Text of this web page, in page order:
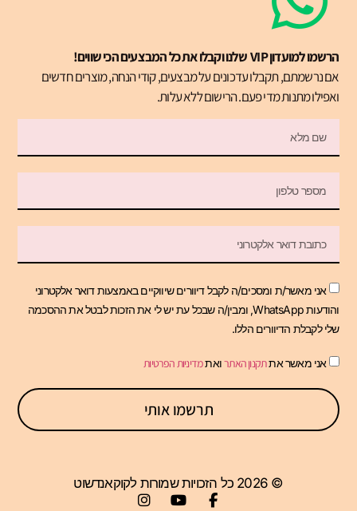
הרשמו למועדון VIP שלנו וקבלו את כל המבצעים הכי שווים!
אם נרשמתם, תקבלו עדכונים על מבצעים, קודי הנחה, מוצרים חדשים
ואפילו מתנות מדי פעם. הרישום ללא עלות.
אני מאשר/ת ומסכים/ה לקבל דיוורים שיווקיים באמצעות דואר אלקטרוני
והודעות WhatsApp, ומבין/ה שבכל עת יש לי את הזכות לבטל את ההסכמה
שלי לקבלת הדיוורים הללו.
אני מאשר אתתקנון האתרואתמדיניות הפרטיות
תרשמו אותי
© 2026 כל הזכויות שמורות לקוקאנדשוט